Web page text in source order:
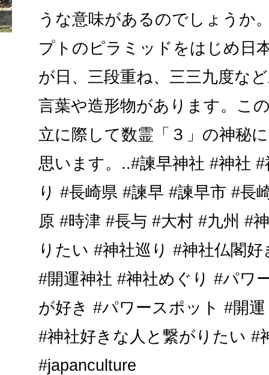
うな意味があるのでしょうか
プトのピラミッドをはじめ日
が日、三段重ね、三三九度な
言葉や造形物があります。こ
立に際して数霊「３」の神秘
思います。..#諫早神社 #神社
り #長崎県 #諫早 #諫早市 #長
原 #時津 #長与 #大村 #九州 #
りたい #神社巡り #神社仏閣
#開運神社 #神社めぐり #パワ
が好き #パワースポット #開
#神社好きな人と繋がりたい #
#japanculture